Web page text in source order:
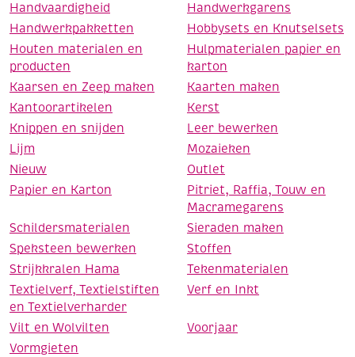
Handvaardigheid
Handwerkgarens
Handwerkpakketten
Hobbysets en Knutselsets
Houten materialen en
producten
Hulpmaterialen papier en
karton
Kaarsen en Zeep maken
Kaarten maken
Kantoorartikelen
Kerst
Knippen en snijden
Leer bewerken
Lijm
Mozaieken
Nieuw
Outlet
Papier en Karton
Pitriet, Raffia, Touw en
Macramegarens
Schildersmaterialen
Sieraden maken
Speksteen bewerken
Stoffen
Strijkkralen Hama
Tekenmaterialen
Textielverf, Textielstiften
en Textielverharder
Verf en Inkt
Vilt en Wolvilten
Voorjaar
Vormgieten